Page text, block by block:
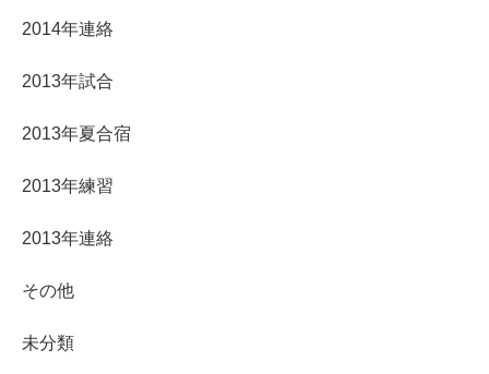
2014年連絡
2013年試合
2013年夏合宿
2013年練習
2013年連絡
その他
未分類